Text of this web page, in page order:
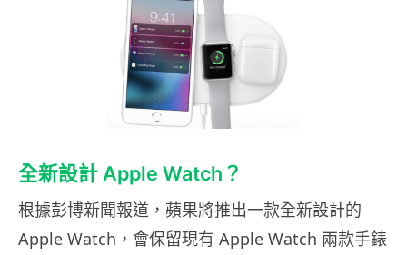
全新設計 Apple Watch？
根據彭博新聞報道，蘋果將推出一款全新設計的
Apple Watch，會保留現有 Apple Watch 兩款手錶